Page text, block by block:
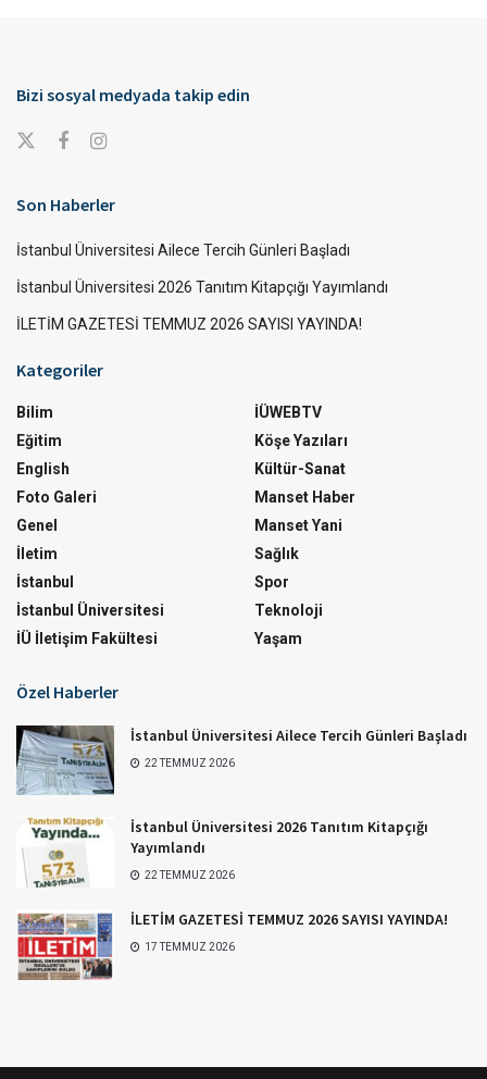
Bizi sosyal medyada takip edin
Son Haberler
İstanbul Üniversitesi Ailece Tercih Günleri Başladı
İstanbul Üniversitesi 2026 Tanıtım Kitapçığı Yayımlandı
İLETİM GAZETESİ TEMMUZ 2026 SAYISI YAYINDA!
Kategoriler
Bilim
Eğitim
English
Foto Galeri
Genel
İletim
İstanbul
İstanbul Üniversitesi
İÜ İletişim Fakültesi
İÜWEBTV
Köşe Yazıları
Kültür-Sanat
Manset Haber
Manset Yani
Sağlık
Spor
Teknoloji
Yaşam
Özel Haberler
İstanbul Üniversitesi Ailece Tercih Günleri Başladı
22 TEMMUZ 2026
İstanbul Üniversitesi 2026 Tanıtım Kitapçığı
Yayımlandı
22 TEMMUZ 2026
İLETİM GAZETESİ TEMMUZ 2026 SAYISI YAYINDA!
17 TEMMUZ 2026